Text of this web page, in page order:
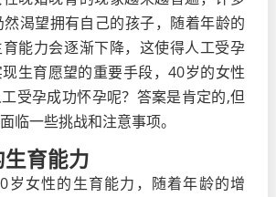
渴望拥有自己的孩子，随着年龄的
能力会逐渐下降，这使得人工受孕
生育愿望的重要手段，40岁的女性
受孕成功怀孕呢？答案是肯定的,但
临一些挑战和注意事项。
育能力
岁女性的生育能力，随着年龄的增